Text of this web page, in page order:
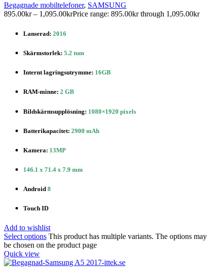
Begagnade mobiltelefoner, SAMSUNG
895.00kr – 1,095.00krPrice range: 895.00kr through 1,095.00kr
Lanserad: 2016
Skärmstorlek: 5.2 tum
Internt lagringsutrymme: 16GB
RAM-minne: 2 GB
Bildskärmsupplösning: 1080×1920 pixels
Batterikapacitet: 2900 mAh
Kamera: 13MP
146.1 x 71.4 x 7.9 mm
Android 8
Touch ID
Add to wishlist
Select options This product has multiple variants. The options may
be chosen on the product page
Quick view